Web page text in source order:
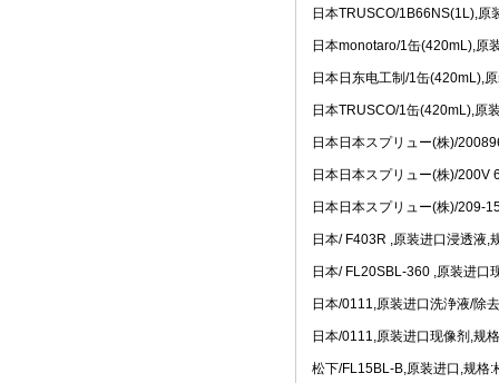
• [网站公告] 泽藤
• [网站公告]
英格索
• [网站公告] 藤井电工
• [网站公告] 低价格东
• [网站公告] 低价格东
• [最新快讯] 阿里巴巴
• [最新通知] 独家代理
• [网站公告] 独家代理
• [最新快讯] 独家代理
• [网站公告] 大陆专业
• [最新快讯] 长期销售
• [网站公告] 全国总代
日本TRUSCO/1B66NS(1L),原
日本monotaro/1缶(420mL),原
日本日东电工制/1缶(420mL),
日本TRUSCO/1缶(420mL),原
日本日本スプリュー(株)/
日本日本スプリュー(株)/
日本日本スプリュー(株)/209-
日本/ F403R ,原装进口浸透液,
日本/ FL20SBL-360 ,原装进口
日本/0111,原装进口洗浄液/除
日本/0111,原装进口现像剂,规
松下/FL15BL-B,原装进口,规格: